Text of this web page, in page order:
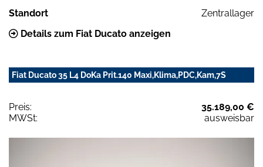
Standort
Zentrallager
Details zum Fiat Ducato anzeigen
Fiat Ducato 35 L4 DoKa Prit.140 Maxi,Klima,PDC,Kam,7S
Preis:
35.189,00 €
MWSt:
ausweisbar